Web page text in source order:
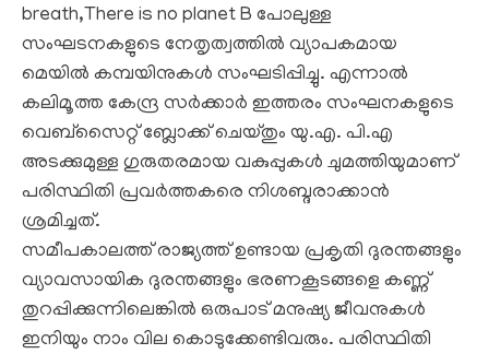
breath,There is no planet B പോലുള്ള
സംഘടനകളുടെ നേതൃത്വത്തില്‍ വ്യാപകമായ
മെയില്‍ കമ്പയിനുകള്‍ സംഘടിപ്പിച്ചു. എന്നാല്‍
കലിമൂത്ത കേന്ദ്ര സര്‍ക്കാര്‍ ഇത്തരം സംഘനകളുടെ
വെബ്സൈറ്റ് ബ്ലോക്ക് ചെയ്തും യു.എ. പി.എ
അടക്കുമുള്ള ഗുരുതരമായ വകുപ്പുകള്‍ ചുമത്തിയുമാണ്
പരിസ്ഥിതി പ്രവര്‍ത്തകരെ നിശബ്ദരാക്കാന്‍
ശ്രമിച്ചത്.
സമീപകാലത്ത് രാജ്യത്ത് ഉണ്ടായ പ്രകൃതി ദുരന്തങ്ങളും
വ്യാവസായിക ദുരന്തങ്ങളും ഭരണകൂടങ്ങളെ കണ്ണ്
തുറപ്പിക്കുന്നിലെങ്കില്‍ ഒരുപാട് മനുഷ്യ ജീവനുകള്‍
ഇനിയും നാം വില കൊടുക്കേണ്ടിവരും. പരിസ്ഥിതി